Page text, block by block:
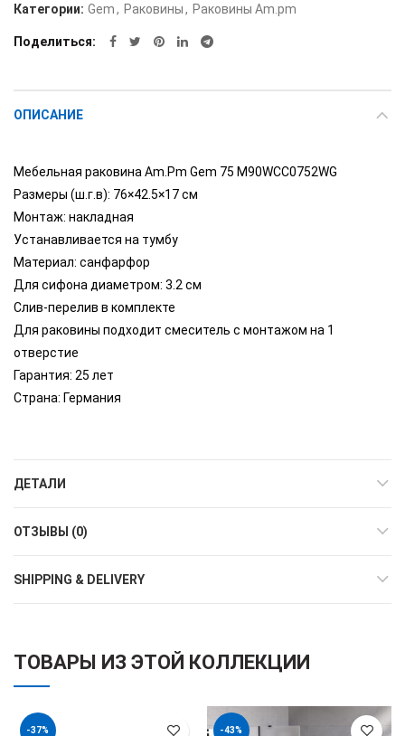
Категории: Gem, Раковины, Раковины Am.pm
Поделиться
ОПИСАНИЕ
Мебельная раковина Am.Pm Gem 75 M90WCC0752WG
Размеры (ш.г.в): 76×42.5×17 см
Монтаж: накладная
Устанавливается на тумбу
Материал: санфарфор
Для сифона диаметром: 3.2 см
Слив-перелив в комплекте
Для раковины подходит смеситель с монтажом на 1
отверстие
Гарантия: 25 лет
Страна: Германия
ДЕТАЛИ
ОТЗЫВЫ (0)
SHIPPING & DELIVERY
ТОВАРЫ ИЗ ЭТОЙ КОЛЛЕКЦИИ
-37% -43%